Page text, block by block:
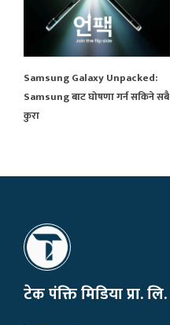
Samsung Galaxy Unpacked:
Samsung बाट घोषणा गर्न सकिने सबै
कुरा
टेक पंक्ति मिडिया प्रा. लि.